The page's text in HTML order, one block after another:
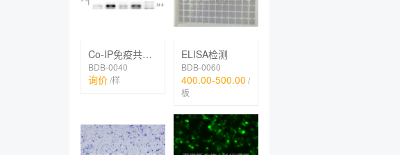
Co-IP免疫共沉淀
BDB-0040
询价/样
ELISA检测
BDB-0060
400.00-500.00 /
板